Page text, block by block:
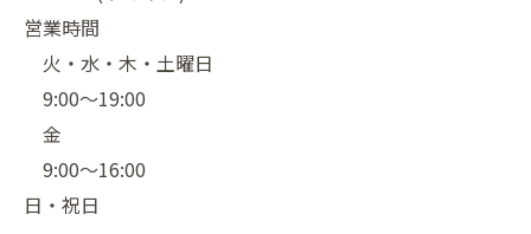
営業時間
火・水・木・土曜日
9:00〜19:00
金
9:00〜16:00
日・祝日